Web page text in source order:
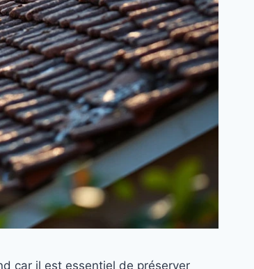
car il est essentiel de préserver